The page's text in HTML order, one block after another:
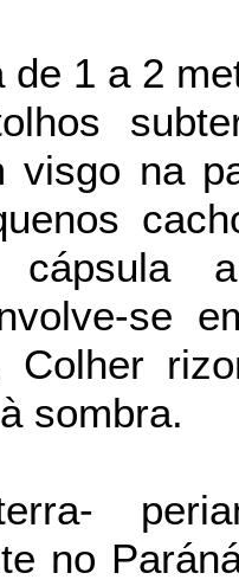
de 1 a 2
visgo na
se
Colher
sombra.
no